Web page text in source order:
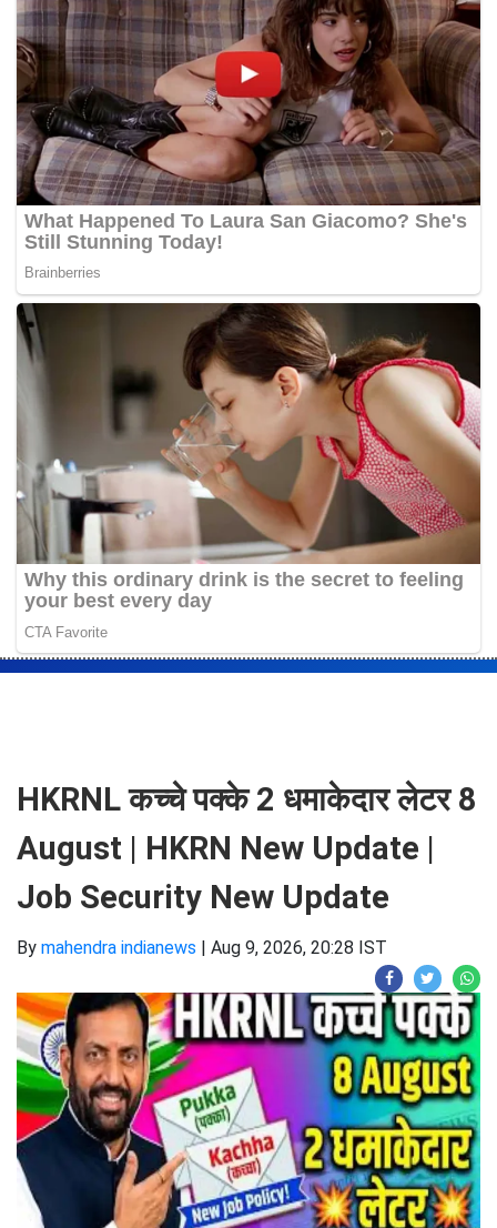
HKRNL कच्चे पक्के 2 धमाकेदार लेटर 8
August | HKRN New Update |
Job Security New Update
By mahendra indianews Aug 9, 2026, 20:28 IST